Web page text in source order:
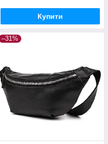
Купити
–31%